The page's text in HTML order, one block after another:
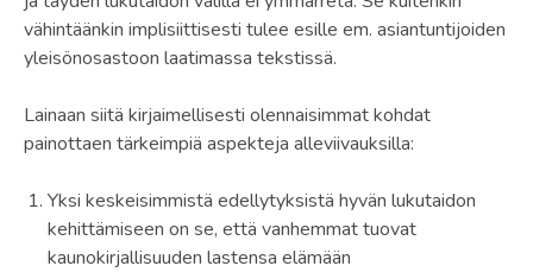
vähintäänkin implisiittisesti tulee esille em. asiantuntijoiden
yleisönosastoon laatimassa tekstissä.
Lainaan siitä kirjaimellisesti olennaisimmat kohdat
painottaen tärkeimpiä aspekteja alleviivauksilla:
Yksi keskeisimmistä edellytyksistä hyvän lukutaidon
kehittämiseen on se, että vanhemmat tuovat
kaunokirjallisuuden lastensa elämään